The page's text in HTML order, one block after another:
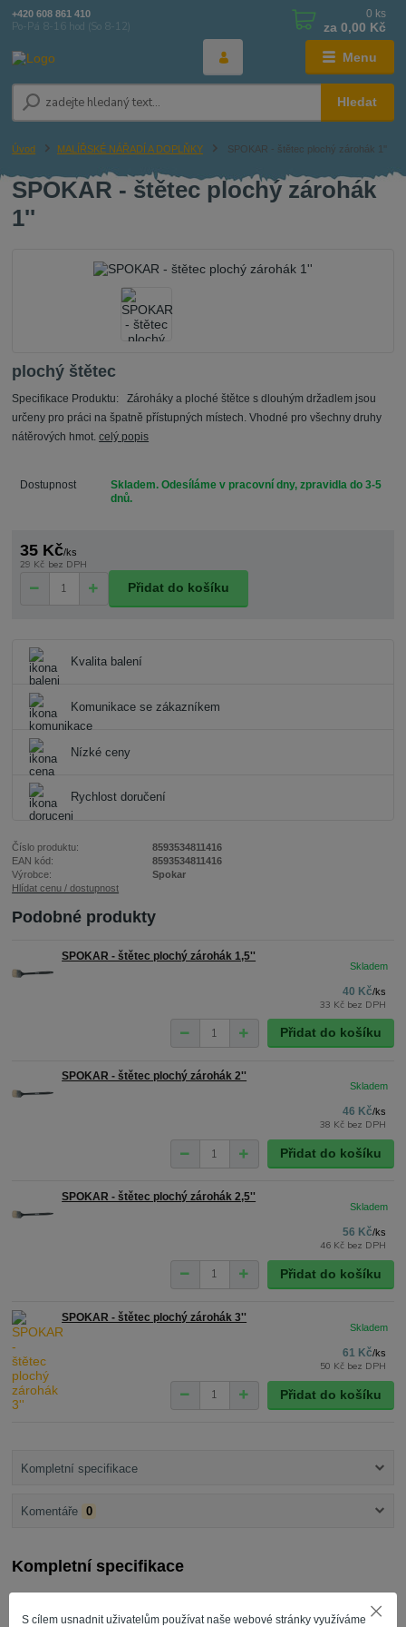
Menu
Hledat
+420 608 861 410
Po-Pá 8-16 hod (So 8-12)
0 ks
za 0,00 Kč
Úvod MALÍŘSKÉ NÁŘADÍ A DOPLŇKY SPOKAR - štětec plochý zárohák 1''
SPOKAR - štětec plochý zárohák
1''
plochý štětec
Specifikace Produktu: Zároháky a ploché štětce s dlouhým držadlem jsou
určeny pro práci na špatně přístupných místech. Vhodné pro všechny druhy
nátěrových hmot.celý popis
Dostupnost
Skladem. Odesíláme v pracovní dny, zpravidla do 3-5
dnů.
35 Kč/ks
29 Kč bez DPH
Přidat do košíku
Kvalita balení
Komunikace se zákazníkem
Nízké ceny
Rychlost doručení
Číslo produktu:
8593534811416
EAN kód:
8593534811416
Výrobce:
Spokar
Hlídat cenu / dostupnost
Podobné produkty
SPOKAR - štětec plochý zárohák 1,5''
40 Kč/ks
33 Kč bez DPH
Přidat do košíku
SPOKAR - štětec plochý zárohák 2''
46 Kč/ks
38 Kč bez DPH
Přidat do košíku
SPOKAR - štětec plochý zárohák 2,5''
56 Kč/ks
46 Kč bez DPH
Přidat do košíku
SPOKAR - štětec plochý zárohák 3''
61 Kč/ks
50 Kč bez DPH
Přidat do košíku
Kompletní specifikace
Komentáře 0
Kompletní specifikace
Specifikace Produktu:
S cílem usnadnit uživatelům používat naše webové stránky využíváme